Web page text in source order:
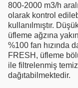
800-2000 m3/h
olarak kontrol
kullanılmıştır.
üfleme ağzına
%100 fan hızında
FRESH, üfleme
ile filtrelenmiş
dağıtabilmektedir.